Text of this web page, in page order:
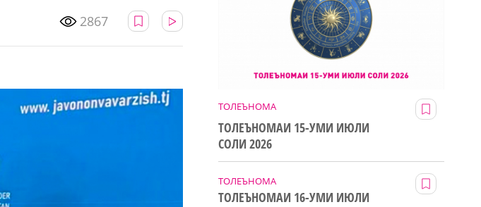
2867
ТОЛЕЪНОМА
ТОЛЕЪНОМАИ 15-УМИ ИЮЛИ
СОЛИ 2026
ТОЛЕЪНОМА
ТОЛЕЪНОМАИ 16-УМИ ИЮЛИ